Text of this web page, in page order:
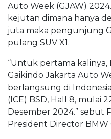
Auto Week (GJAW)
kejutan dimana hanya
juta maka pengunjung
pulang SUV X1.
“Untuk pertama
Gaikindo Jakarta Auto
berlangsung di
(ICE) BSD, Hall 8, mulai
Desember 2024.” sebut
President Director BMW